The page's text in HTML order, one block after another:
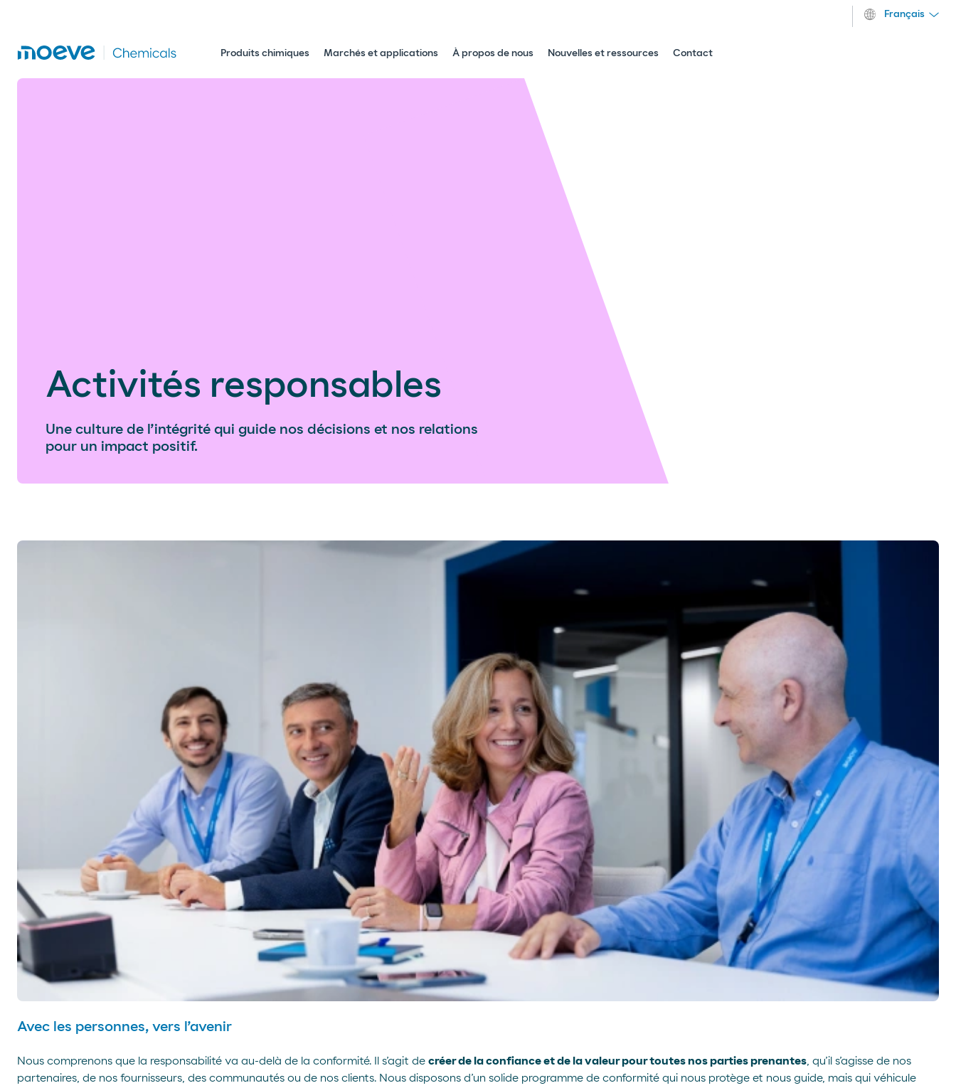
Produits chimiques Marchés et applications À propos de nous Nouvelles et ressources Contact
Français
Activités responsables
Une culture de l’intégrité qui guide nos décisions et nos relations
pour un impact positif.
Avec les personnes, vers l’avenir
Nous comprenons que la responsabilité va au-delà de la conformité. Il s’agit de créer de la confiance et de la valeur pour toutes nos parties prenantes , qu’il s’agisse de nos
partenaires, de nos fournisseurs, des communautés ou de nos clients. Nous disposons d’un solide programme de conformité qui nous protège et nous guide, mais qui véhicule